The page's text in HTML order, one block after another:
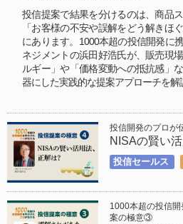
投信提案で結果を分けるのは、商品
「お客様の不安や誤解をどう解きほ
にあります。1000本超の投信開発に
ネジメントの浜田好浩氏が、販売現
ルギー」や「価格変動への抵抗感」
器にした実践的な提案アプローチを解
投信開発のプロ
NISAの賢い
投信セールス
1000本超の投信
案の極意③